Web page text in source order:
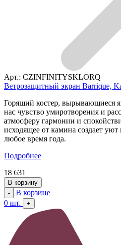
Арт.: CZINFINITYSKLORQ
Ветрозащитный экран Barrique,
Горящий костер, вырывающиеся
нас чувство умиротворения и
атмосферу гармонии и
исходящее от камина создает
любое время года.
Подробнее
18 631
В корзину
-
В корзине
0 шт. +